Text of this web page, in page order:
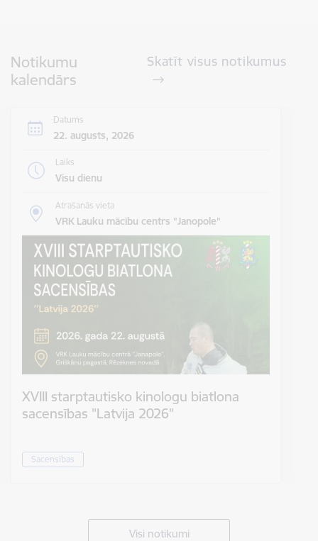
Notikumu
kalendārs
Skatīt visus notikumus
Datums
22. augusts, 2026
Laiks
Visu dienu
Atrašanās vieta
VRK Lauku mācību centrs "Janopole"
XVIII starptautisko kinologu biatlona
sacensības "Latvija 2026"
Sacensības
Visi notikumi